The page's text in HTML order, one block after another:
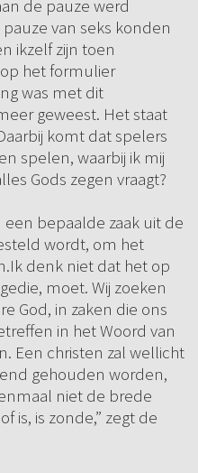
de pauze werd
van seks konden
ikzelf zijn toen
het formulier
was met dit
geweest. Het staat
komt dat spelers
spelen, waarbij ik mij
Gods zegen vraagt?
bepaalde zaak uit de
wordt, om het
denk niet dat het op
moet. Wij zoeken
God, in zaken die ons
in het Woord van
Een christen zal wellicht
gehouden worden,
niet de brede
is, is zonde,” zegt de